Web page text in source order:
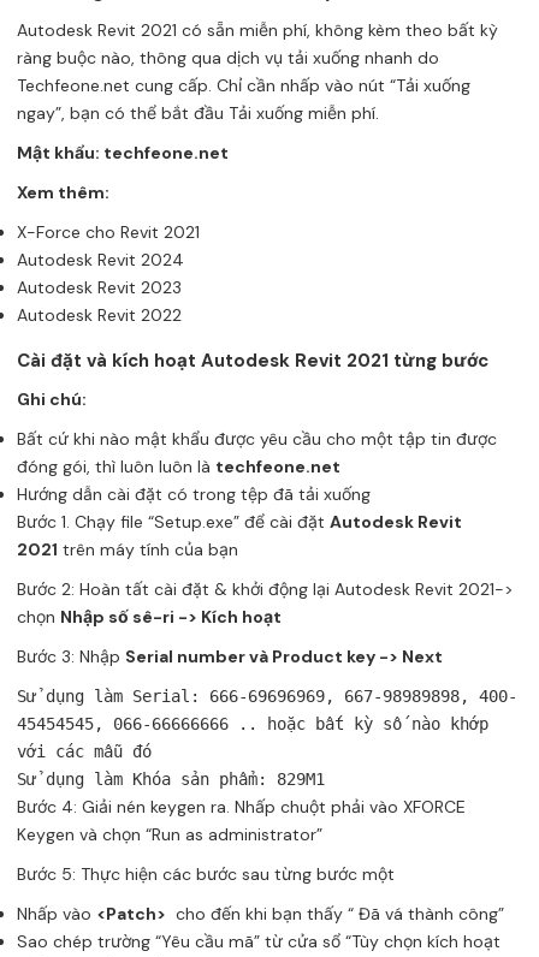
Autodesk Revit 2021 có sẵn miễn phí, không kèm theo bất kỳ
ràng buộc nào, thông qua dịch vụ tải xuống nhanh do
Techfeone.net cung cấp. Chỉ cần nhấp vào nút “Tải xuống
ngay”, bạn có thể bắt đầu Tải xuống miễn phí.
Mật khẩu: techfeone.net
Xem thêm:
X-Force cho Revit 2021
Autodesk Revit 2024
Autodesk Revit 2023
Autodesk Revit 2022
Cài đặt và kích hoạt Autodesk Revit 2021 từng bước
Ghi chú:
Bất cứ khi nào mật khẩu được yêu cầu cho một tập tin được
đóng gói, thì luôn luôn là techfeone.net
Hướng dẫn cài đặt có trong tệp đã tải xuống
Bước 1. Chạy file “Setup.exe” để cài đặt Autodesk Revit
2021 trên máy tính của bạn
Bước 2: Hoàn tất cài đặt & khởi động lại Autodesk Revit 2021->
chọn Nhập số sê-ri -> Kích hoạt
Bước 3: Nhập Serial number và Product key -> Next
Sử dụng làm Serial: 666-69696969, 667-98989898, 400-
45454545, 066-66666666 .. hoặc bất kỳ số nào khớp
với các mẫu đó
Sử dụng làm Khóa sản phẩm: 829M1
Bước 4: Giải nén keygen ra. Nhấp chuột phải vào XFORCE
Keygen và chọn “Run as administrator”
Bước 5: Thực hiện các bước sau từng bước một
Nhấp vào <Patch> cho đến khi bạn thấy “ Đã vá thành công”
Sao chép trường “Yêu cầu mã” từ cửa sổ “Tùy chọn kích hoạt